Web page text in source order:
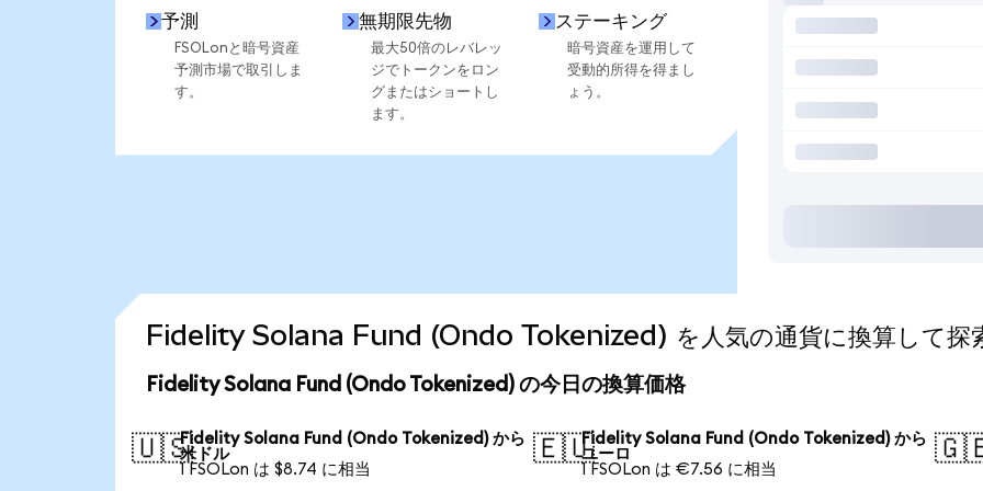
予測
FSOLonと暗号資産
予測市場で取引しま
す。
無期限先物
最大50倍のレバレッ
ジでトークンをロン
グまたはショートし
ます。
ステーキング
暗号資産を運用して
受動的所得を得まし
ょう。
Fidelity Solana Fund (Ondo Tokenized) を人気の通貨に換算して探
Fidelity Solana Fund (Ondo Tokenized) の今日の換算価格
🇺🇸Fidelity Solana Fund (Ondo Tokenized) から
米ドル
1 FSOLon は $8.74 に相当
🇪🇺Fidelity Solana Fund (Ondo Tokenized) から
ユーロ
1 FSOLon は €7.56 に相当